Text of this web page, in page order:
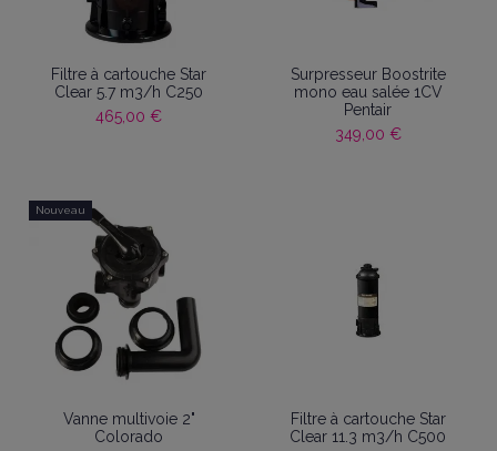
Filtre à cartouche Star
Clear 5.7 m3/h C250
465,00 €
Surpresseur Boostrite
mono eau salée 1CV
Pentair
349,00 €
Nouveau
Vanne multivoie 2"
Colorado
Filtre à cartouche Star
Clear 11.3 m3/h C500